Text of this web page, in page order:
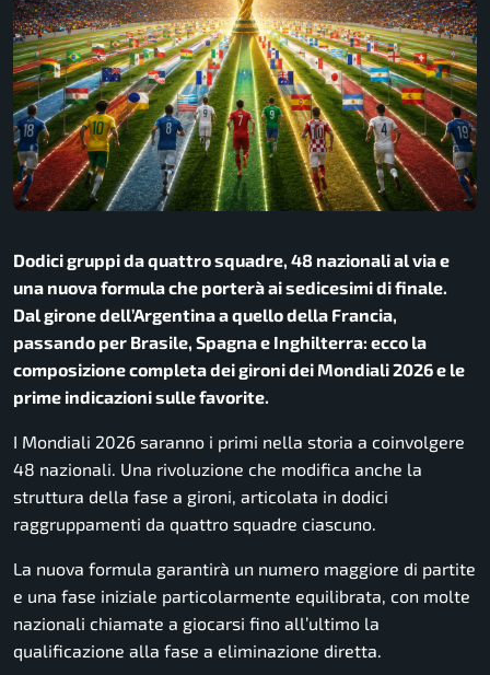
Dodici gruppi da quattro squadre, 48 nazionali al via e
una nuova formula che porterà ai sedicesimi di finale.
Dal girone dell’Argentina a quello della Francia,
passando per Brasile, Spagna e Inghilterra: ecco la
composizione completa dei gironi dei Mondiali 2026 e le
prime indicazioni sulle favorite.
I Mondiali 2026 saranno i primi nella storia a coinvolgere
48 nazionali. Una rivoluzione che modifica anche la
struttura della fase a gironi, articolata in dodici
raggruppamenti da quattro squadre ciascuno.
La nuova formula garantirà un numero maggiore di partite
e una fase iniziale particolarmente equilibrata, con molte
nazionali chiamate a giocarsi fino all’ultimo la
qualificazione alla fase a eliminazione diretta.